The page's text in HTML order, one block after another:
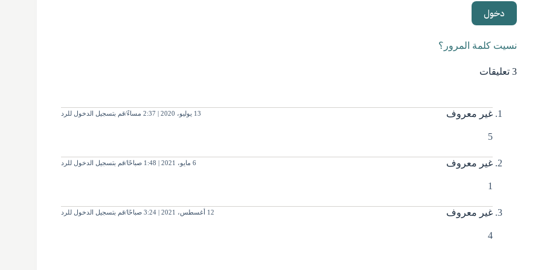
نسيت كلمة المرور؟
3 تعليقات
غير معروف 13 يوليو، 2020 | 2:37 مساءً قم بتسجيل الدخول للرد
5
غير معروف 6 مايو، 2021 | 1:48 صباحًا قم بتسجيل الدخول للرد
1
غير معروف 12 أغسطس، 2021 | 3:24 صباحًا قم بتسجيل الدخول للرد
4